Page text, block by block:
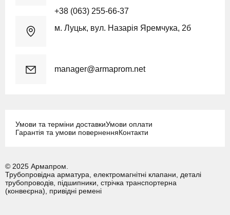
+38 (063) 255-66-37
м. Луцьк, вул. Назарія Яремчука, 2б
manager@armaprom.net
Умови та терміни доставкиУмови оплати
Гарантія та умови поверненняКонтакти
© 2025 Армапром.
Трубопровідна арматура, електромагнітні клапани, деталі
трубопроводів, підшипники, стрічка транспортерна
(конвеєрна), привідні ремені